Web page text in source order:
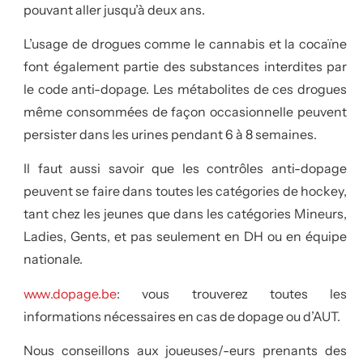
pouvant aller jusqu’à deux ans.
L’usage de drogues comme le cannabis et la cocaïne
font également partie des substances interdites par
le code anti-dopage. Les métabolites de ces drogues
même consommées de façon occasionnelle peuvent
persister dans les urines pendant 6 à 8 semaines.
Il faut aussi savoir que les contrôles anti-dopage
peuvent se faire dans toutes les catégories de hockey,
tant chez les jeunes que dans les catégories Mineurs,
Ladies, Gents, et pas seulement en DH ou en équipe
nationale.
www.dopage.be: vous trouverez toutes les
informations nécessaires en cas de dopage ou d’AUT.
Nous conseillons aux joueuses/-eurs prenants des